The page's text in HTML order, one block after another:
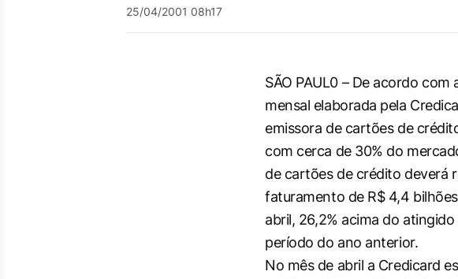
25/04/2001 08h17
SÃO PAUL0 – De acordo com
mensal elaborada pela
emissora de cartões de
com cerca de 30% do
de cartões de crédito deverá
faturamento de R$ 4,4
abril, 26,2% acima do
período do ano anterior.
No mês de abril a Credicard